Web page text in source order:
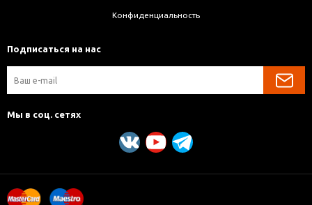
Конфиденциальность
Подписаться на нас
Мы в соц. сетях